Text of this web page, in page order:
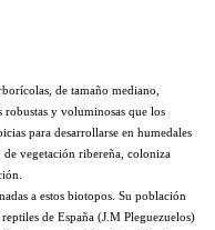
de tamaño mediano,
robustas y voluminosas que los
para desarrollarse en humedales
vegetación ribereña, coloniza
a estos biotopos. Su población
de España (J.M Pleguezuelos)